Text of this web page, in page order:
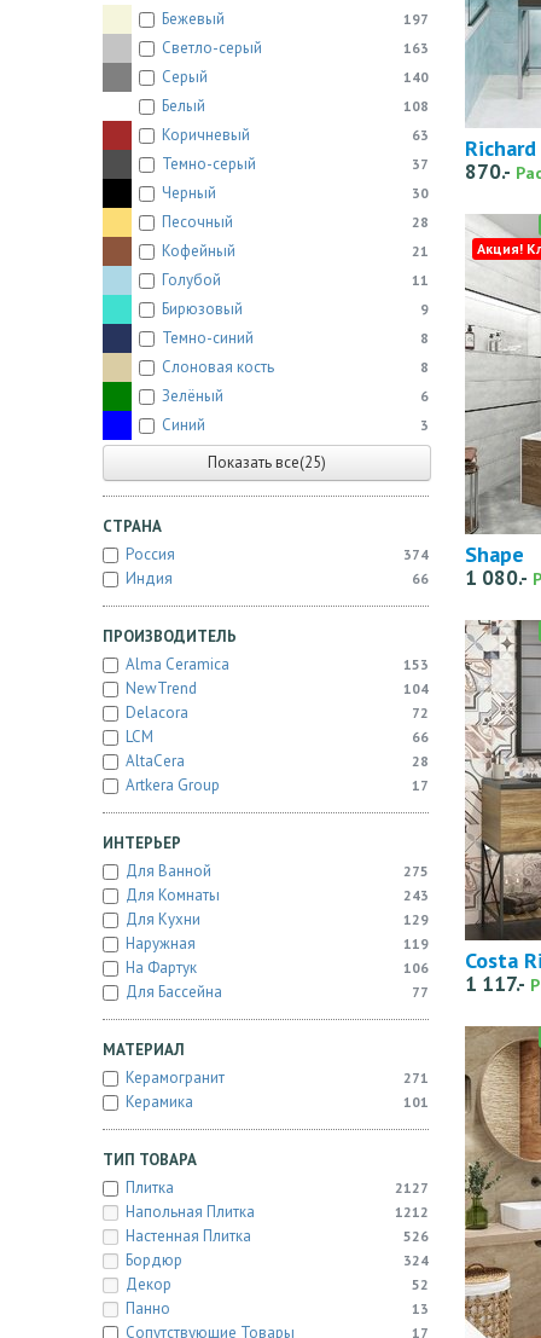
Бежевый
197
Светло-серый 163
Серый 140
Белый 108
Коричневый 63
Темно-серый 37
Черный 30
Песочный 28
Кофейный 21
Голубой 11
Бирюзовый 9
Темно-синий 8
Слоновая кость 8
Зелёный 6
Синий 3
Показать все(25)
СТРАНА
Россия
374
Индия 66
ПРОИЗВОДИТЕЛЬ
Alma Ceramica
153
NewTrend 104
Delacora 72
LCM 66
AltaCera 28
Artkera Group 17
ИНТЕРЬЕР
Для Ванной
275
Для Комнаты 243
Для Кухни 129
Наружная 119
На Фартук 106
Для Бассейна 77
МАТЕРИАЛ
Керамогранит
271
Керамика 101
ТИП ТОВАРА
Плитка
2127
Напольная Плитка 1212
Настенная Плитка 526
Бордюр 324
Декор 52
Панно 13
Сопутствующие Товары 17
Richard
870.-
Shape
1 080.-
Акция!
Costa
1 117.-